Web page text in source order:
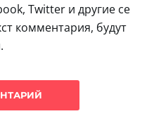
Twitter и другие се
комментария, будут